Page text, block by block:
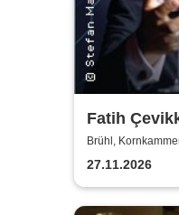
Fatih
Kritische
Brühl,
27.11.2026